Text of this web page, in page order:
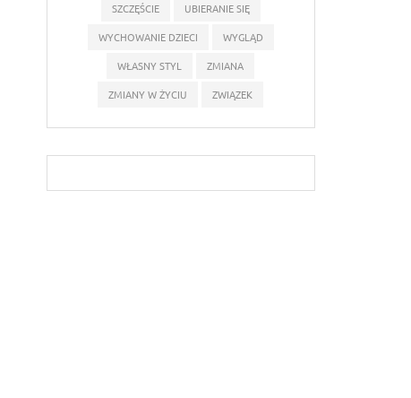
SZCZĘŚCIE
UBIERANIE SIĘ
WYCHOWANIE DZIECI
WYGLĄD
WŁASNY STYL
ZMIANA
ZMIANY W ŻYCIU
ZWIĄZEK